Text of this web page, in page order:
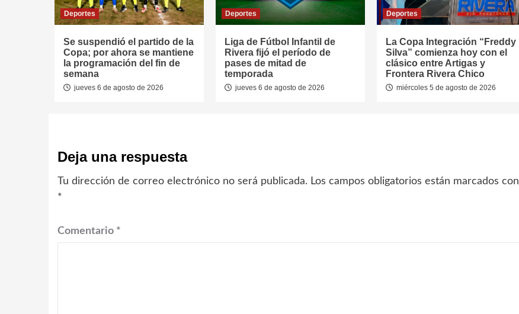
Deportes
Se suspendió el partido de la
Copa; por ahora se mantiene
la programación del fin de
semana
jueves 6 de agosto de 2026
Deportes
Liga de Fútbol Infantil de
Rivera fijó el período de
pases de mitad de
temporada
jueves 6 de agosto de 2026
Deportes
La Copa Integración “Freddy
Silva” comienza hoy con el
clásico entre Artigas y
Frontera Rivera Chico
miércoles 5 de agosto de 2026
Deja una respuesta
Tu dirección de correo electrónico no será publicada. Los campos obligatorios están marcados con
*
Comentario *